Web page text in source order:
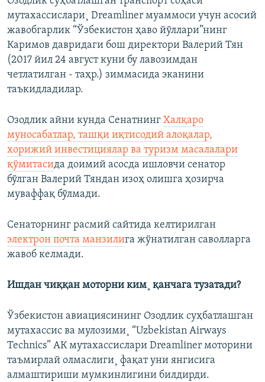
мутахассислари¸ Dreamliner муаммоси учун асосий
жавобгарлик “Ўзбекистон ҳаво йўллари”нинг
Каримов давридаги бош директори Валерий Тян
(2017 йил 24 август куни бу лавозимдан
четлатилган - таҳр.) зиммасида эканини
таъкидладилар.
Озодлик айни кунда Сенатнинг Халқаро
муносабатлар, ташқи иқтисодий алоқалар,
хорижий инвестициялар ва туризм масалалари
қўмитасида доимий асосда ишловчи сенатор
бўлган Валерий Тяндан изоҳ олишга ҳозирча
муваффақ бўлмади.
Сенаторнинг расмий сайтида келтирилган
электрон почта манзилига жўнатилган саволларга
жавоб келмади.
Ишдан чиққан моторни ким¸ қанчага тузатади?
Ўзбекистон авиациясининг Озодлик суҳбатлашган
мутахассис ва мулозими¸ “Uzbekistan Airways
Technics” АК мутахассислари Dreamliner моторини
таъмирлай олмаслиги¸ фақат уни янгисига
алмаштириши мумкинлигини билдирди.